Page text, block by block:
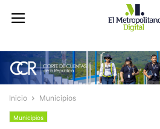
Inicio Municipios
Municipios